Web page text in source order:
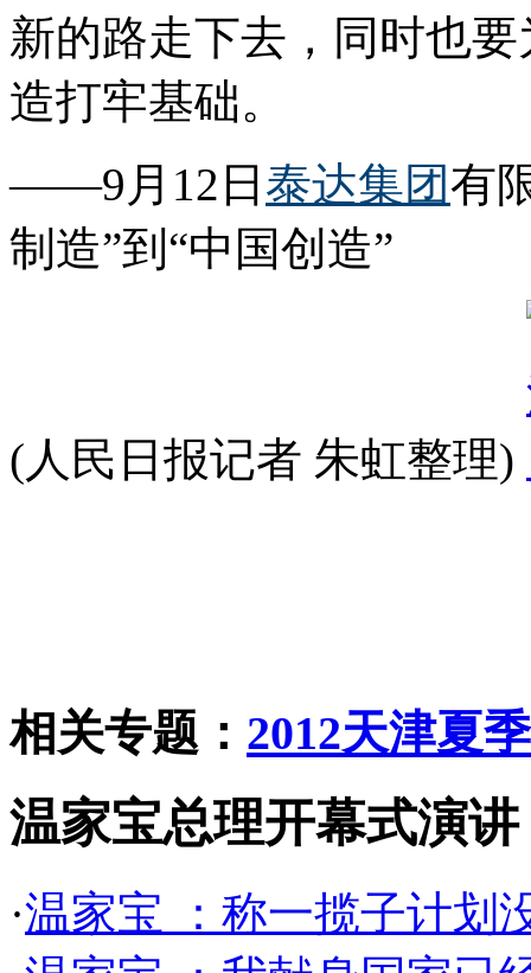
新的路走下去，同时也
造打牢基础。
——9月12日 泰达集团有
制造”到“中国创造”
(人民日报记者 朱虹整理)
相关专题： 2012天津夏
温家宝总理开幕式演讲
·温家宝 ：称一揽子计划